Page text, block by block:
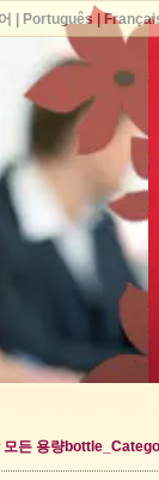
모든 용량
Português